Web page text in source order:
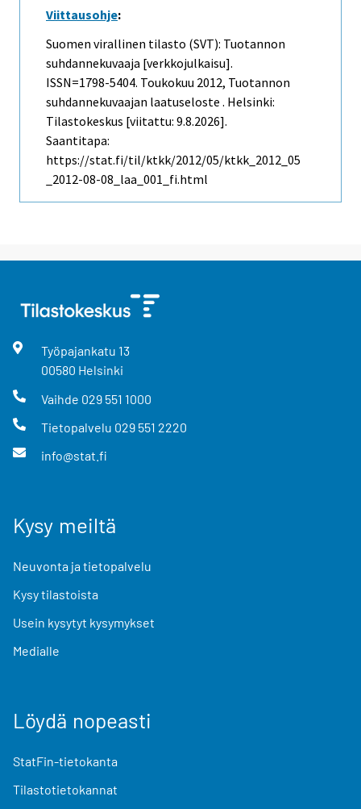
Viittausohje:
Suomen virallinen tilasto (SVT): Tuotannon
suhdannekuvaaja [verkkojulkaisu].
ISSN=1798-5404. Toukokuu 2012, Tuotannon
suhdannekuvaajan laatuseloste . Helsinki:
Tilastokeskus [viitattu: 9.8.2026].
Saantitapa:
https://stat.fi/til/ktkk/2012/05/ktkk_2012_05
_2012-08-08_laa_001_fi.html
Työpajankatu 13
00580 Helsinki
Vaihde 029 551 1000
Tietopalvelu 029 551 2220
info@stat.fi
Kysy meiltä
Neuvonta ja tietopalvelu
Kysy tilastoista
Usein kysytyt kysymykset
Medialle
Löydä nopeasti
StatFin-tietokanta
Tilastotietokannat